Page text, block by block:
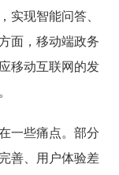
实现智能问答、
面，移动端政务
移动互联网的发
一些痛点。部分
善、用户体验差